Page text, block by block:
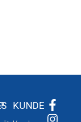
KUNDE